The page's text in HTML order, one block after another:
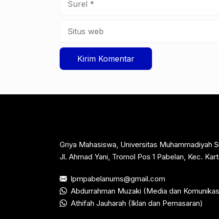
Griya Mahasiswa, Universitas Muhammadiyah
Jl. Ahmad Yani, Tromol Pos 1 Pabelan, Kec.
lpmpabelanums@gmail.com
Abdurrahman Muzaki (Media dan
Athifah Jauharah (Iklan dan Pemasaran)